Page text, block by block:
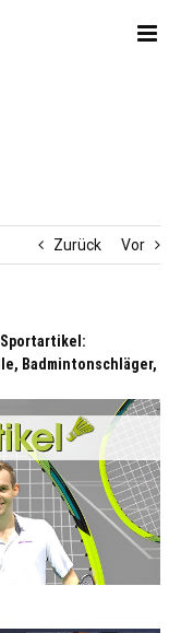
Zurück Vor
Sportartikel:
Badmintonschläger,